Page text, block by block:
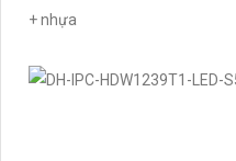
+ nhựa